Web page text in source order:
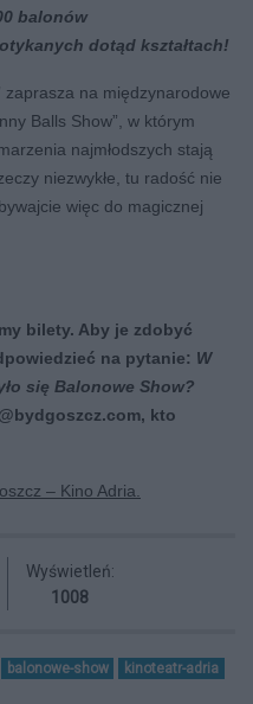
balonów
dotąd kształtach!
zaprasza na międzynarodowe
Balls Show”, w którym
najmłodszych stają
niezwykłe, tu radość nie
więc do magicznej
bilety. Aby je zdobyć
na pytanie: W
się Balonowe Show?
, kto
– Kino Adria.
Wyświetleń:
1008
balonowe-show kinoteatr-adria